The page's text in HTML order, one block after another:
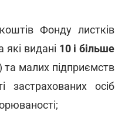
Фонду листків
видані 10 і більше
та малих підприємств
застрахованих осіб